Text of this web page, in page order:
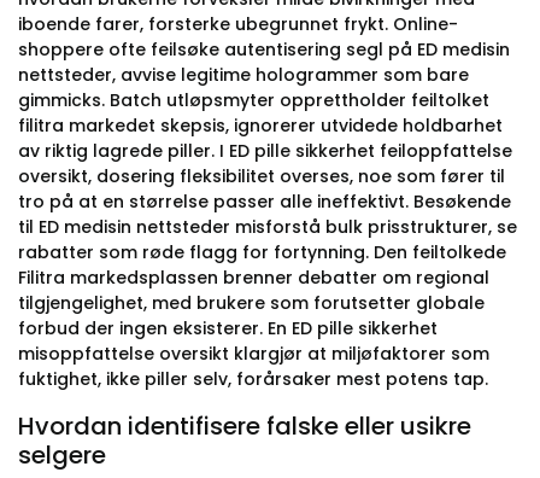
iboende farer, forsterke ubegrunnet frykt. Online-
shoppere ofte feilsøke autentisering segl på ED medisin
nettsteder, avvise legitime hologrammer som bare
gimmicks. Batch utløpsmyter opprettholder feiltolket
filitra markedet skepsis, ignorerer utvidede holdbarhet
av riktig lagrede piller. I ED pille sikkerhet feiloppfattelse
oversikt, dosering fleksibilitet overses, noe som fører til
tro på at en størrelse passer alle ineffektivt. Besøkende
til ED medisin nettsteder misforstå bulk prisstrukturer, se
rabatter som røde flagg for fortynning. Den feiltolkede
Filitra markedsplassen brenner debatter om regional
tilgjengelighet, med brukere som forutsetter globale
forbud der ingen eksisterer. En ED pille sikkerhet
misoppfattelse oversikt klargjør at miljøfaktorer som
fuktighet, ikke piller selv, forårsaker mest potens tap.
Hvordan identifisere falske eller usikre
selgere